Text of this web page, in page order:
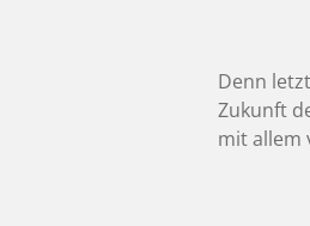
Denn
Zukunft
mit allem